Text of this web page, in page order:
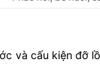
và cấu kiện đỡ